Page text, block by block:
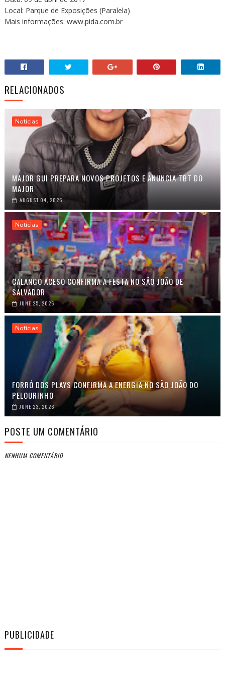
Local: Parque de Exposições (Paralela)
Mais informações: www.pida.com.br
RELACIONADOS
Notícias
MAJOR GUI PREPARA NOVOS PROJETOS E ANUNCIA TBT DO
MAJOR
AUGUST 04, 2026
Notícias
CALANGO ACESO CONFIRMA A FESTA NO SÃO JOÃO DE
SALVADOR
JUNE 25, 2026
Notícias
FORRÓ DOS PLAYS CONFIRMA A ENERGIA NO SÃO JOÃO DO
PELOURINHO
JUNE 23, 2026
POSTE UM COMENTÁRIO
NENHUM COMENTÁRIO
PUBLICIDADE